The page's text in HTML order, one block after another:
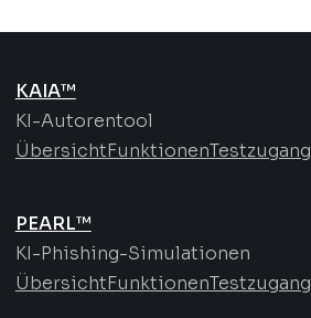
KAIA™
KI-Autorentool
ÜbersichtFunktionenTestzugang
PEARL™
KI-Phishing-Simulationen
ÜbersichtFunktionenTestzugang